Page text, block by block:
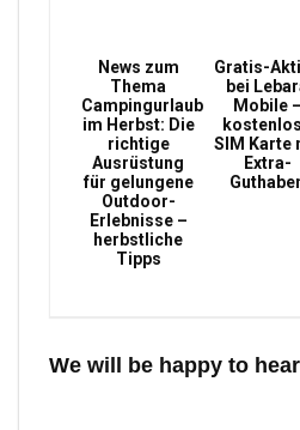
News zum
Thema
Campingurlaub
im Herbst: Die
richtige
Ausrüstung
für gelungene
Outdoor-
Erlebnisse –
herbstliche
Tipps
Gratis-
bei
Mobile –
SIM Karte
Extra-
We will be happy to